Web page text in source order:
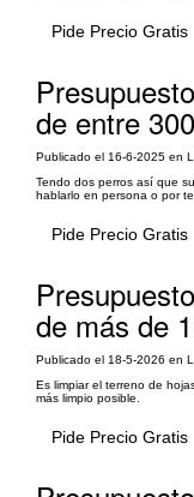
Pide Precio Gratis
de entre
Publicado el 16-6-2025 en
Tendo dos perros así que
hablarlo en persona o por
Pide Precio Gratis
de más de
Publicado el 18-5-2026 en
Es limpiar el terreno de
más limpio posible.
Pide Precio Gratis